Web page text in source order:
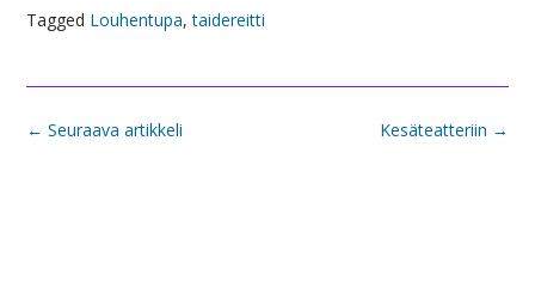
Tagged Louhentupa,taidereitti
Post
Kesäteatteriin →
← Seuraava artikkeli